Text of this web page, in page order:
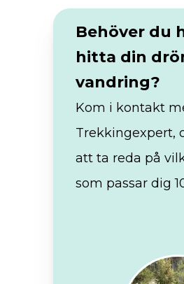
Behöver du
hitta din
vandring?
Kom i kontakt
Trekkingexpert,
att ta reda på
som passar dig